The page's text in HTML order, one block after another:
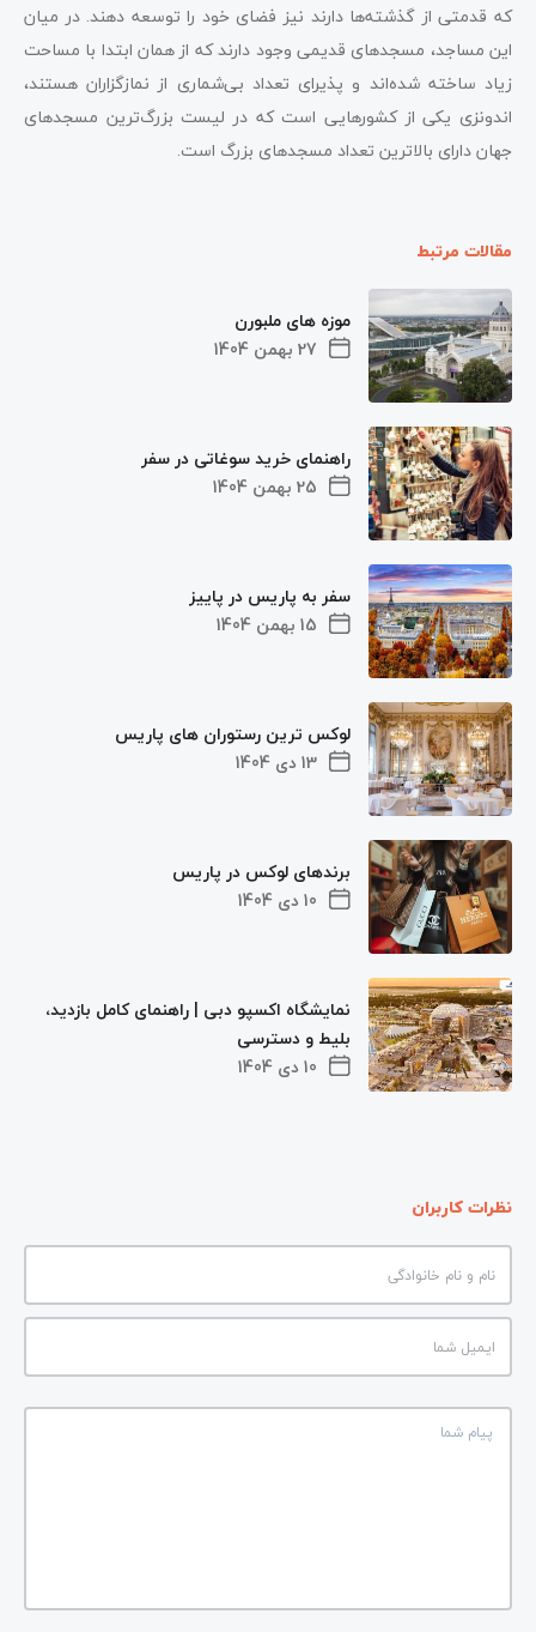
که قدمتی از گذشته‌ها دارند نیز فضای خود را توسعه دهند. در میان
این مساجد، مسجدهای قدیمی وجود دارند که از همان ابتدا با مساحت
زیاد ساخته شده‌اند و پذیرای تعداد بی‌شماری از نمازگزاران هستند،
اندونزی یکی از کشورهایی است که در لیست بزرگ‌ترین مسجدهای
جهان دارای بالاترین تعداد مسجدهای بزرگ است.
مقالات مرتبط
27 بهمن 1404
موزه های ملبورن
25 بهمن 1404
راهنمای خرید سوغاتی در سفر
15 بهمن 1404
سفر به پاریس در پاییز
13 دی 1404
لوکس ترین رستوران های پاریس
10 دی 1404
برندهای لوکس در پاریس
10 دی 1404
نمایشگاه اکسپو دبی | راهنمای کامل بازدید،
بلیط و دسترسی
نظرات کاربران